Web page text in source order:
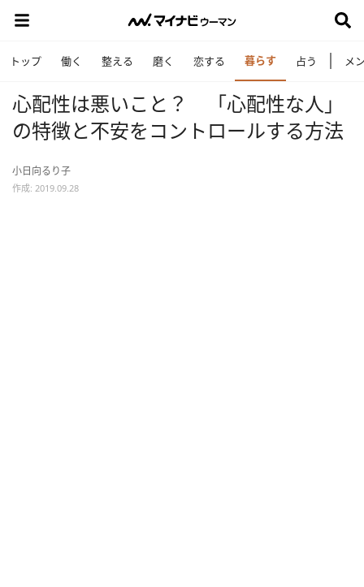
トップ 働く 整える 磨く 恋する 暮らす 占う メ
心配性は悪いこと？ 「心配性な人」
の特徴と不安をコントロールする方法
小日向るり子
作成: 2019.09.28